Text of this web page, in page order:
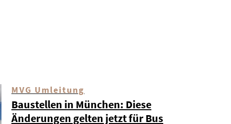
MVG Umleitung
Baustellen in München: Diese
Änderungen gelten jetzt für Bus